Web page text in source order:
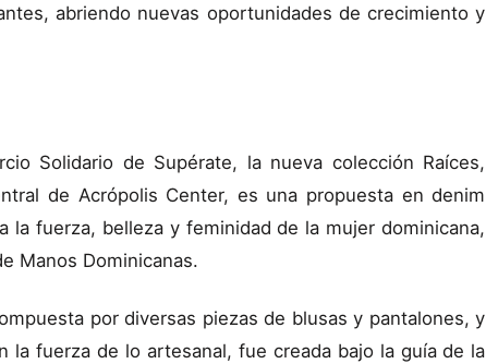
abriendo nuevas oportunidades de crecimiento y
Solidario de Supérate, la nueva colección Raíces,
de Acrópolis Center, es una propuesta en denim
la fuerza, belleza y feminidad de la mujer dominicana,
Manos Dominicanas.
por diversas piezas de blusas y pantalones, y
fuerza de lo artesanal, fue creada bajo la guía de la